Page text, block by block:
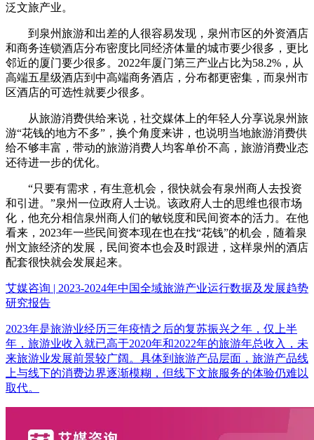
泛文旅产业。
到泉州旅游和出差的人很容易发现，泉州市区的外资酒店
和商务连锁酒店分布密度比同经济体量的城市要少很多，更比
邻近的厦门要少很多。2022年厦门第三产业占比为58.2%，从
高端五星级酒店到中高端商务酒店，分布都更密集，而泉州市
区酒店的可选性就要少很多。
从旅游消费供给来说，社交媒体上的年轻人分享说泉州旅
游“花钱的地方不多”，换个角度来讲，也说明当地旅游消费供
给不够丰富，带动的旅游消费人均客单价不高，旅游消费业态
还待进一步的优化。
“只要有需求，有生意机会，很快就会有泉州商人去投资
和引进。”泉州一位政府人士说。该政府人士的思维也很市场
化，他充分相信泉州商人们的敏锐度和民间资本的活力。在他
看来，2023年一些民间资本现在也在找“花钱”的机会，随着泉
州文旅经济的发展，民间资本也会及时跟进，这样泉州的酒店
配套很快就会发展起来。
艾媒咨询 | 2023-2024年中国全域旅游产业运行数据及发展趋势
研究报告
2023年是旅游业经历三年疫情之后的复苏振兴之年，仅上半
年，旅游业收入就已高于2020年和2022年的旅游年总收入，未
来旅游业发展前景较广阔。具体到旅游产品层面，旅游产品线
上与线下的消费边界逐渐模糊，但线下文旅服务的体验仍难以
取代。